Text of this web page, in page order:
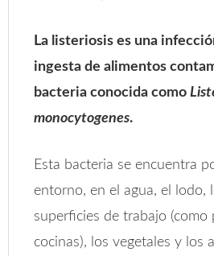
La listeriosis es una
ingesta de alimentos
bacteria conocida como
monocytogenes.
Esta bacteria se encuentra
entorno, en el agua, el lodo,
superficies de trabajo (como
cocinas), los vegetales y los